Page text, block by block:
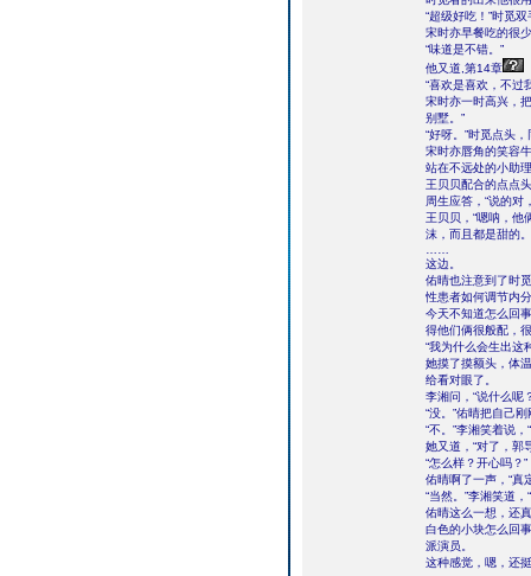
“超级好吃！”时觅
宋时亦早餐吃的很
“味道是不错。”
他又道,第14章
“喜欢是喜欢，不过
宋时亦一时高兴，
别墅。”
“好呀。”时觅点头
宋时亦唇角的笑容
站在不远处的小助
王贝贝配合的点点
周生应答，“说的对
王贝贝，“嗯呐，他
沫，而且都是甜的。
这边。
佑晴也注意到了时
性患者如何调节内
今天不知道怎么回
得他们俩很般配，
“我为什么会生出这
她摸了摸额头，体
给看对眼了。
李湘问，“说什么呢
“没。”佑晴把自己
“不。”李湘笑着说
她又道，“对了，郭
“怎么样？开心吗？”
佑晴啊了一声，“真
“当然。”李湘笑道
佑晴这么一想，还
白色的小块怎么回
派演员。
这种感觉，嗯，还